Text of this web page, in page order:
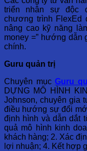
triển nhân sự độc
chương trình FlexEd
nâng cao kỹ năng
money =” hướng dẫn
chính.
Guru quản trị
Chuyên mụcGuru
DỰNG MÔ HÌNH
Johnson, chuyên gia
điều hướng sự đổi
định hình và dẫn dắt
quả mô hình kinh
khách hàng; 2. Xác
lợi nhuận; 4. Kết hợp